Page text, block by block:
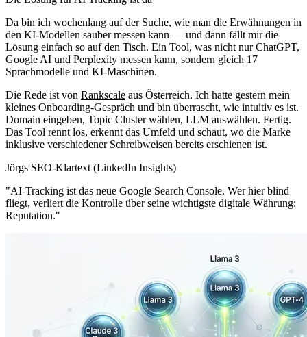
Da bin ich wochenlang auf der Suche, wie man die Erwähnungen in
den KI-Modellen sauber messen kann — und dann fällt mir die
Lösung einfach so auf den Tisch. Ein Tool, was nicht nur ChatGPT,
Google AI und Perplexity messen kann, sondern gleich 17
Sprachmodelle und KI-Maschinen.
Die Rede ist von Rankscale aus Österreich. Ich hatte gestern mein
kleines Onboarding-Gespräch und bin überrascht, wie intuitiv es ist.
Domain eingeben, Topic Cluster wählen, LLM auswählen. Fertig.
Das Tool rennt los, erkennt das Umfeld und schaut, wo die Marke
inklusive verschiedener Schreibweisen bereits erschienen ist.
Jörgs SEO-Klartext (LinkedIn Insights)
"AI-Tracking ist das neue Google Search Console. Wer hier blind
fliegt, verliert die Kontrolle über seine wichtigste digitale Währung:
Reputation."